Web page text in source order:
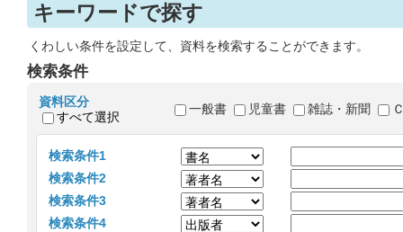
キーワードで探す
くわしい条件を設定して、資料を検索することができます。
検索条件
資料区分
すべて選択
一般書 児童書 雑誌・新聞
検索条件1
検索条件2
検索条件3
検索条件4